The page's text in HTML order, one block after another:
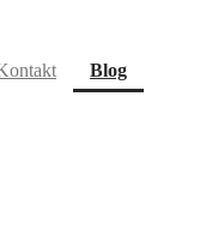
Blog(current)